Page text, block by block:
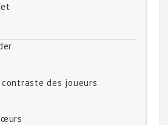
des joueurs